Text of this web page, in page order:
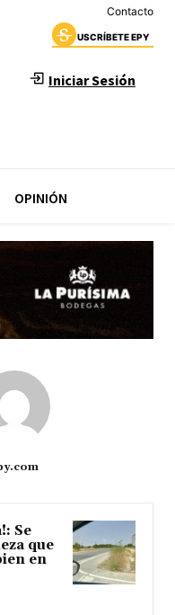
Contacto
USCRÍBETE EPY
Iniciar Sesión
OPINIÓN
Se
que
en